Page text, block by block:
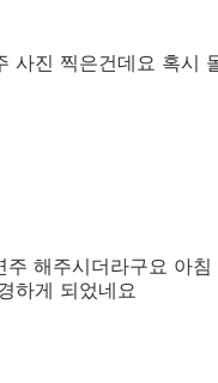
사진 찍은건데요 혹시
해주시더라구요 아
하게 되었네요